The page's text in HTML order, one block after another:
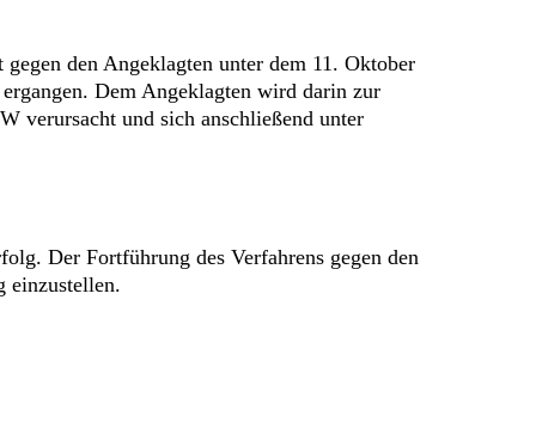
den Angeklagten unter dem 11. Oktober
Dem Angeklagten wird darin zur
verursacht und sich anschließend unter
Der Fortführung des Verfahrens gegen den
einzustellen.